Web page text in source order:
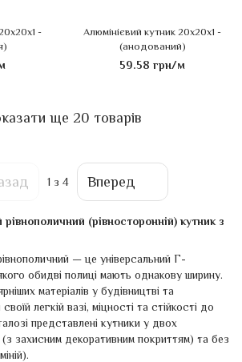
-
Алюмінієвий кутник 20х20х1 -
(анодований)
59.58 грн/м
ще 20 товарів
1 з 4 Вперед
(рівносторонній) кутник з
— це універсальний Г-
обидві полиці мають однакову ширину.
матеріалів у будівництві та
легкій вазі, міцності та стійкості до
представлені кутники у двох
(з захисним декоративним покриттям) та без